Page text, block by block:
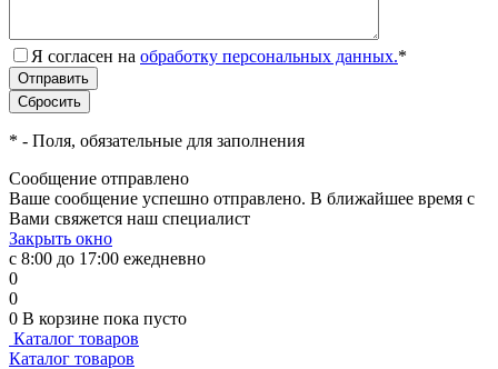
Я согласен на обработку персональных данных.*
* - Поля, обязательные для заполнения
Сообщение отправлено
Ваше сообщение успешно отправлено. В ближайшее время с
Вами свяжется наш специалист
Закрыть окно
с 8:00 до 17:00 ежедневно
0
0
0 В корзине пока пусто
Каталог товаров
Каталог товаров